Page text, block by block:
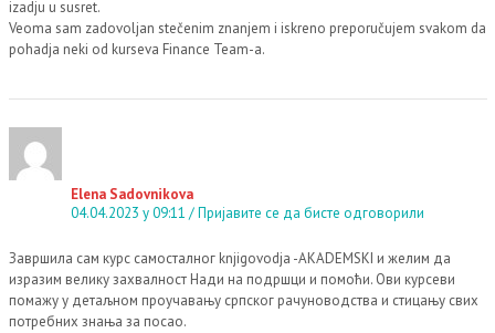
izadju u susret.
Veoma sam zadovoljan stečenim znanjem i iskreno preporučujem svakom da
pohadja neki od kurseva Finance Team-a.
Elena Sadovnikova
04.04.2023 у 09:11
Пријавите се да бисте одговорили
Завршила сам курс самосталног knjigovodja -AKADEMSKI и желим да
изразим велику захвалност Нади на подршци и помоћи. Ови курсеви
помажу у детаљном проучавању српског рачуноводства и стицању свих
потребних знања за посао.